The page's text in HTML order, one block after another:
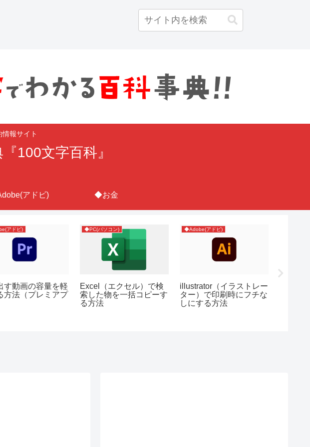
報サイト
100文字百科』
アドビ) ◆お金
アドビ)
す動画の容量を軽
方法（プレミアプ
◆PC(パソコン)
Excel（エクセル）で検
索した物を一括コピーす
る方法
◆Adobe(アドビ)
illustrator（イラストレー
ター）で印刷時にフチな
しにする方法